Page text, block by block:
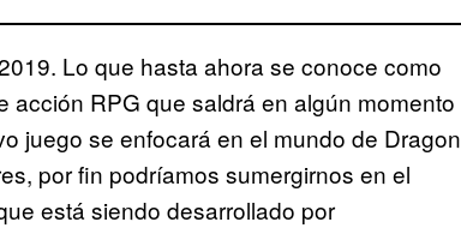
Lo que hasta ahora se conoce como
acción RPG que saldrá en algún momento
juego se enfocará en el mundo de Dragon
por fin podríamos sumergirnos en el
está siendo desarrollado por